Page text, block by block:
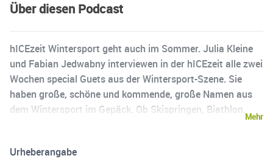
Über diesen Podcast
hICEzeit Wintersport geht auch im Sommer. Julia Kleine
und Fabian Jedwabny interviewen in der hICEzeit alle zwei
Wochen special Guets aus der Wintersport-Szene. Sie
haben große, schöne und kommende, große Namen aus
dem Wintersport im Gepäck. Ob Skispringen, Biathlon,
Monate November bis Februar begrenzt ist. Sie bieten den
Mehr
Urheberangabe